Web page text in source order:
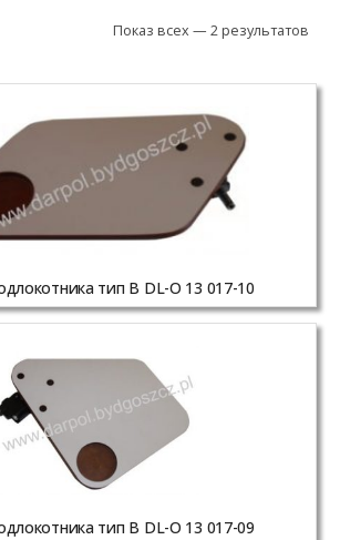
Показ всех — 2 результатов
тип В DL-O 13 017-10
тип B DL-O 13 017-09